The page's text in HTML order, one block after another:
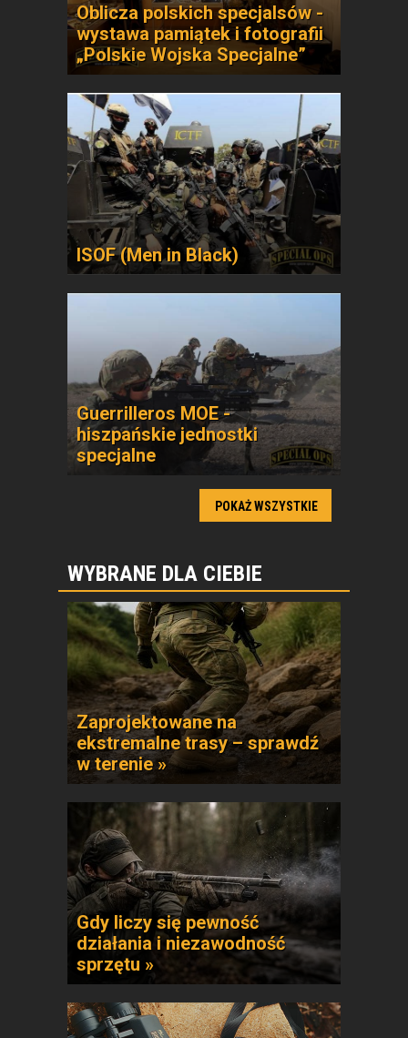
Oblicza polskich specjalsów -
wystawa pamiątek i fotografii
„Polskie Wojska Specjalne”
ISOF (Men in Black)
Guerrilleros MOE -
hiszpańskie jednostki
specjalne
POKAŻ WSZYSTKIE
WYBRANE DLA CIEBIE
Zaprojektowane na
ekstremalne trasy – sprawdź
w terenie »
Gdy liczy się pewność
działania i niezawodność
sprzętu »